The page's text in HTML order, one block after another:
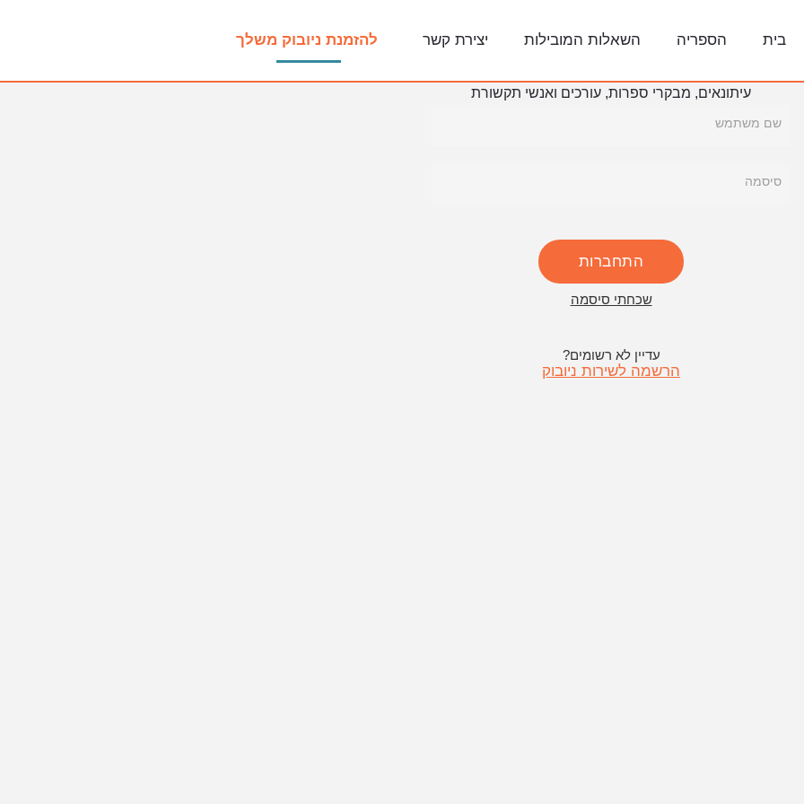
בית הספריה השאלות המובילות יצירת קשר להזמנת ניובוק משלך
עיתונאים, מבקרי ספרות, עורכים ואנשי תקשורת
שם משתמש
סיסמה
שכחתי סיסמה
עדיין לא רשומים?
הרשמה לשירות ניובוק